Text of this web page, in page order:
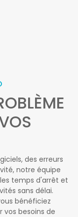
des erreurs
notre équipe
temps d'arrêt et
sans délai.
bénéficiez
besoins de